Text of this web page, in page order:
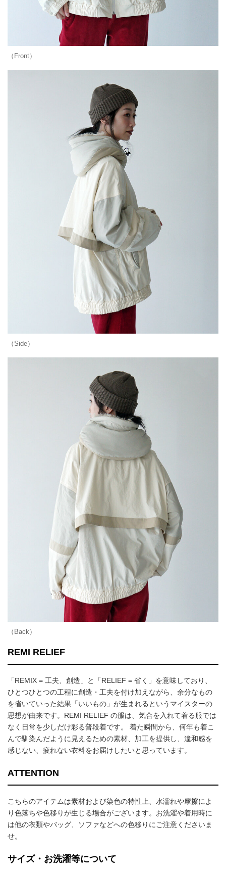
（Front）
（Side）
（Back）
REMI RELIEF
「REMIX = 工夫、創造」と「RELIEF = 省く」を意味しており、
ひとつひとつの工程に創造・工夫を付け加えながら、余分なもの
を省いていった結果「いいもの」が生まれるというマイスターの
思想が由来です。REMI RELIEF の服は、気合を入れて着る服では
なく日常を少しだけ彩る普段着です。 着た瞬間から、何年も着こ
んで馴染んだように見えるための素材、加工を提供し、違和感を
感じない、疲れない衣料をお届けしたいと思っています。
ATTENTION
こちらのアイテムは素材および染色の特性上、水濡れや摩擦によ
り色落ちや色移りが生じる場合がございます。お洗濯や着用時に
は他の衣類やバッグ、ソファなどへの色移りにご注意くださいま
せ。
サイズ・お洗濯等について